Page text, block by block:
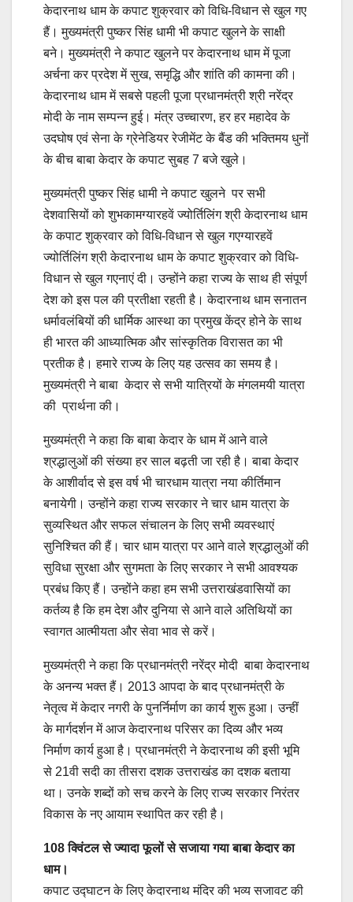
केदारनाथ धाम के कपाट शुक्रवार को विधि-विधान से खुल गए
हैं। मुख्यमंत्री पुष्कर सिंह धामी भी कपाट खुलने के साक्षी
बने। मुख्यमंत्री ने कपाट खुलने पर केदारनाथ धाम में पूजा
अर्चना कर प्रदेश में सुख, समृद्धि और शांति की कामना की।
केदारनाथ धाम में सबसे पहली पूजा प्रधानमंत्री श्री नरेंद्र
मोदी के नाम सम्पन्न हुई। मंत्र उच्चारण, हर हर महादेव के
उदघोष एवं सेना के ग्रेनेडियर रेजीमेंट के बैंड की भक्तिमय धुनों
के बीच बाबा केदार के कपाट सुबह 7 बजे खुले।
मुख्यमंत्री पुष्कर सिंह धामी ने कपाट खुलने पर सभी
देशवासियों को शुभकामग्यारहवें ज्योर्तिलिंग श्री केदारनाथ धाम
के कपाट शुक्रवार को विधि-विधान से खुल गएग्यारहवें
ज्योर्तिलिंग श्री केदारनाथ धाम के कपाट शुक्रवार को विधि-
विधान से खुल गएनाएं दी। उन्होंने कहा राज्य के साथ ही संपूर्ण
देश को इस पल की प्रतीक्षा रहती है। केदारनाथ धाम सनातन
धर्मावलंबियों की धार्मिक आस्था का प्रमुख केंद्र होने के साथ
ही भारत की आध्यात्मिक और सांस्कृतिक विरासत का भी
प्रतीक है। हमारे राज्य के लिए यह उत्सव का समय है।
मुख्यमंत्री ने बाबा केदार से सभी यात्रियों के मंगलमयी यात्रा
की प्रार्थना की।
मुख्यमंत्री ने कहा कि बाबा केदार के धाम में आने वाले
श्रद्धालुओं की संख्या हर साल बढ़ती जा रही है। बाबा केदार
के आशीर्वाद से इस वर्ष भी चारधाम यात्रा नया कीर्तिमान
बनायेगी। उन्होंने कहा राज्य सरकार ने चार धाम यात्रा के
सुव्यस्थित और सफल संचालन के लिए सभी व्यवस्थाएं
सुनिश्चित की हैं। चार धाम यात्रा पर आने वाले श्रद्धालुओं की
सुविधा सुरक्षा और सुगमता के लिए सरकार ने सभी आवश्यक
प्रबंध किए हैं। उन्होंने कहा हम सभी उत्तराखंडवासियों का
कर्तव्य है कि हम देश और दुनिया से आने वाले अतिथियों का
स्वागत आत्मीयता और सेवा भाव से करें।
मुख्यमंत्री ने कहा कि प्रधानमंत्री नरेंद्र मोदी बाबा केदारनाथ
के अनन्य भक्त हैं। 2013 आपदा के बाद प्रधानमंत्री के
नेतृत्व में केदार नगरी के पुनर्निर्माण का कार्य शुरू हुआ। उन्हीं
के मार्गदर्शन में आज केदारनाथ परिसर का दिव्य और भव्य
निर्माण कार्य हुआ है। प्रधानमंत्री ने केदारनाथ की इसी भूमि
से 21वी सदी का तीसरा दशक उत्तराखंड का दशक बताया
था। उनके शब्दों को सच करने के लिए राज्य सरकार निरंतर
विकास के नए आयाम स्थापित कर रही है।
108 क्विंटल से ज्यादा फूलों से सजाया गया बाबा केदार का
धाम।
कपाट उद्घाटन के लिए केदारनाथ मंदिर की भव्य सजावट की